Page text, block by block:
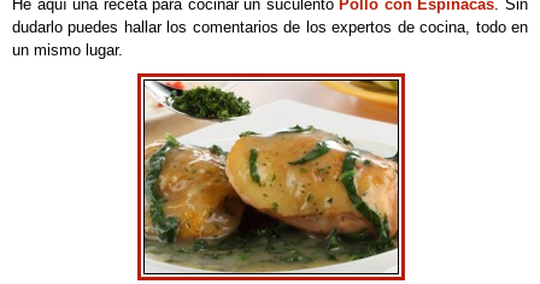
He aquí una receta para cocinar un suculento Pollo con Espinacas. Sin
dudarlo puedes hallar los comentarios de los expertos de cocina, todo en
un mismo lugar.